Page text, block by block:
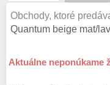
Obchody, ktoré
Quantum beige mat/
Aktuálne neponúkame